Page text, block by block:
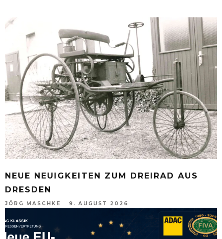
NEUE NEUIGKEITEN ZUM DREIRAD AUS
DRESDEN
JÖRG MASCHKE 9. AUGUST 2026